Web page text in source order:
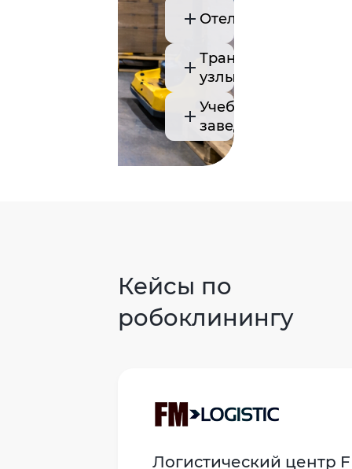
Отели
Транспортные
узлы
Учебные
заведения
Кейсы по
робоклинингу
Логистический центр